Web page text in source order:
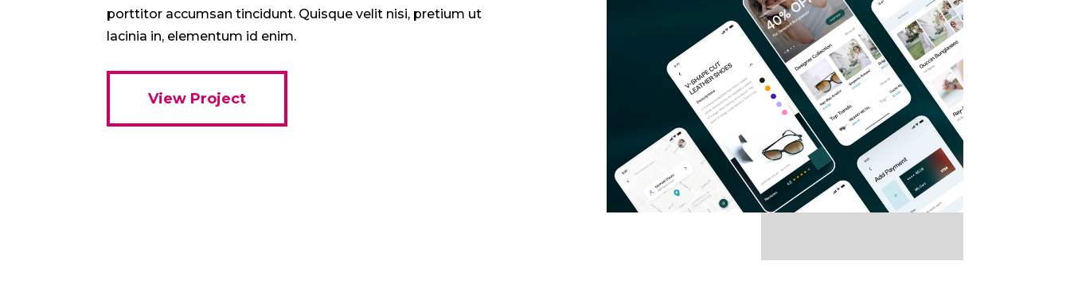
porttitor accumsan tincidunt. Quisque velit nisi, pretium ut
lacinia in, elementum id enim.
View Project